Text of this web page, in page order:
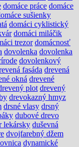
domáce práce domáce
sušienky
domáci cyklistický
domáci miláčik
trezor domácnosť
dovolenka dovolenka
dovolenkový
fasáda drevená
okná drevené
plot drevený
drevokazný hmyz
drsné vlasy drsný
dubové drevo
lekársky duševná
dvojfarebný džem
dynamické